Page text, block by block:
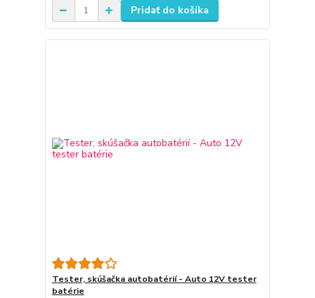
Pridať do košíka
Tester, skúšačka autobatérií - Auto 12V tester
batérie